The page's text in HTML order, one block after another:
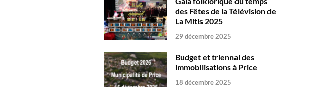
des Fêtes de la Télévision de
La Mitis 2025
29 décembre 2025
Budget et triennal des
immobilisations à Price
18 décembre 2025